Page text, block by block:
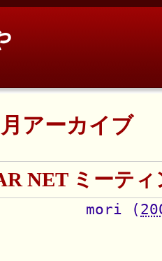
アーカイブ
NET ミーテ
mori (